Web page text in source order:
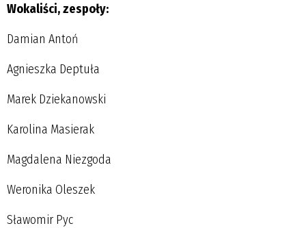
Wokaliści, zespoły:
Damian Antoń
Agnieszka Deptuła
Marek Dziekanowski
Karolina Masierak
Magdalena Niezgoda
Weronika Oleszek
Sławomir Pyc